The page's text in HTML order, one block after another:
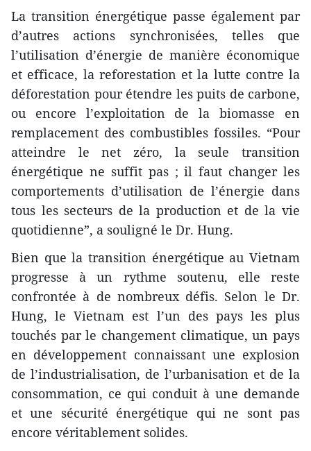
La transition énergétique passe également par
d’autres actions synchronisées, telles que
l’utilisation d’énergie de manière économique
et efficace, la reforestation et la lutte contre la
déforestation pour étendre les puits de carbone,
ou encore l’exploitation de la biomasse en
remplacement des combustibles fossiles. “Pour
atteindre le net zéro, la seule transition
énergétique ne suffit pas ; il faut changer les
comportements d’utilisation de l’énergie dans
tous les secteurs de la production et de la vie
quotidienne”, a souligné le Dr. Hung.
Bien que la transition énergétique au Vietnam
progresse à un rythme soutenu, elle reste
confrontée à de nombreux défis. Selon le Dr.
Hung, le Vietnam est l’un des pays les plus
touchés par le changement climatique, un pays
en développement connaissant une explosion
de l’industrialisation, de l’urbanisation et de la
consommation, ce qui conduit à une demande
et une sécurité énergétique qui ne sont pas
encore véritablement solides.